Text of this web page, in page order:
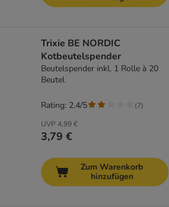
Trixie BE NORDIC
Kotbeutelspender
Beutelspender inkl. 1 Rolle à 20
Beutel
UVP 4,99 €
3,79 €
Rating: 2.4/5 (7)
Zum Warenkorb
hinzufügen